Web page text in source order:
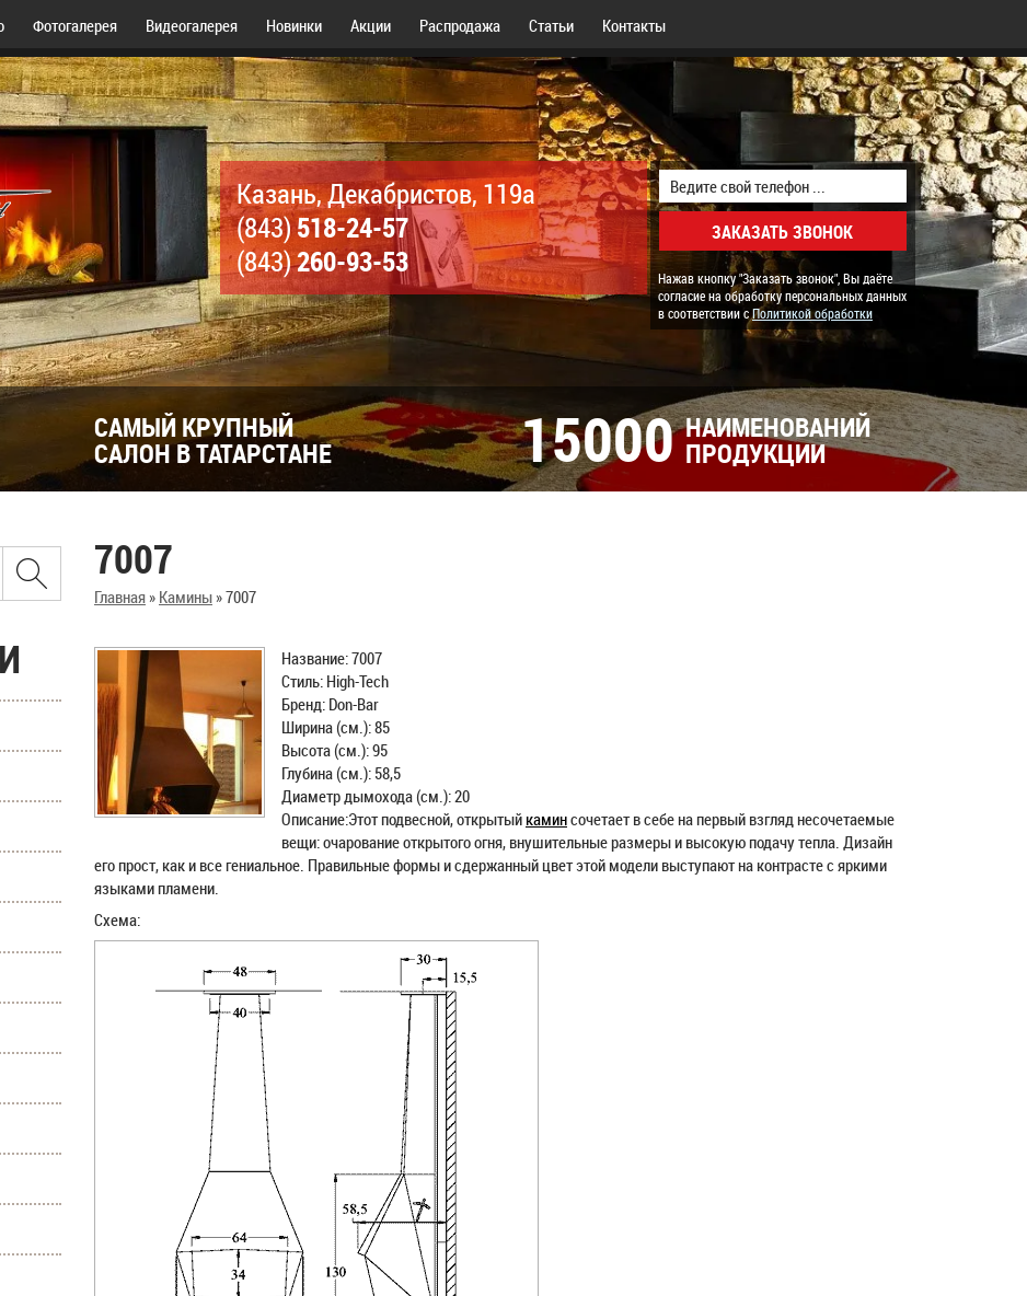
Фотогалерея Видеогалерея Новинки Акции Распродажа Статьи Контакты
Казань, Декабристов, 119а
(843)518-24-57
(843)260-93-53
Нажав кнопку "Заказать звонок", Вы даёте
согласие на обработку персональных данных
в соответствии сПолитикой обработки
САМЫЙ КРУПНЫЙ
САЛОН В ТАТАРСТАНЕ 15000 НАИМЕНОВАНИЙ
ПРОДУКЦИИ
7007
Главная» Камины»7007
Название: 7007
Стиль: High-Tech
Бренд: Don-Bar
Ширина (см.): 85
Высота (см.): 95
Глубина (см.): 58,5
Диаметр дымохода (см.): 20
Описание:Этот подвесной, открытый каминсочетает в себе на первый взгляд несочетаемые
вещи: очарование открытого огня, внушительные размеры и высокую подачу тепла. Дизайн
его прост, как и все гениальное. Правильные формы и сдержанный цвет этой модели выступают на контрасте с яркими
языками пламени.
Схема: